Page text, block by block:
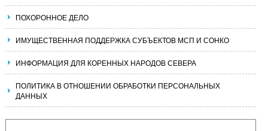
ПОХОРОННОЕ ДЕЛО
ИМУЩЕСТВЕННАЯ ПОДДЕРЖКА СУБЪЕКТОВ МСП И СОНКО
ИНФОРМАЦИЯ ДЛЯ КОРЕННЫХ НАРОДОВ СЕВЕРА
ПОЛИТИКА В ОТНОШЕНИИ ОБРАБОТКИ ПЕРСОНАЛЬНЫХ
ДАННЫХ